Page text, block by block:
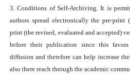
3. Conditions of Self-Archiving. It is
authors spread electronically the pre-print
print (the revised, evaluated and accepted)
before their publication since this
diffusion and therefore can help increase
also there reach through the academic